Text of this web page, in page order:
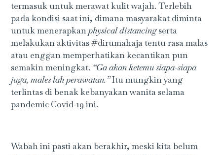
termasuk untuk merawat kulit wajah. Terlebih
pada kondisi saat ini, dimana masyarakat diminta
untuk menerapkanphysical distancingserta
melakukan aktivitas #dirumahaja tentu rasa malas
atau enggan memperhatikan kecantikan pun
semakin meningkat. “Ga akan ketemu siapa-siapa
juga, males lah perawatan.”Itu mungkin yang
terlintas di benak kebanyakan wanita selama
pandemic Covid-19 ini.
Wabah ini pasti akan berakhir, meski kita belum